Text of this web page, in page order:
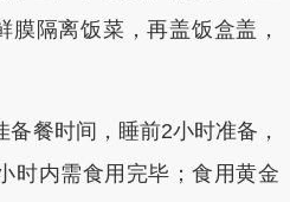
隔离饭菜，再盖饭盒盖，
餐时间，睡前2小时准备，
时内需食用完毕；食用黄金